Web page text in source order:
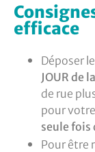
efficace
Déposer
JOUR de
de rue
pour
seule fois
Pour être